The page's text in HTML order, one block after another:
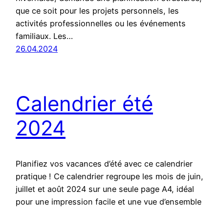
que ce soit pour les projets personnels, les
activités professionnelles ou les événements
familiaux. Les…
26.04.2024
Calendrier été
2024
Planifiez vos vacances d’été avec ce calendrier
pratique ! Ce calendrier regroupe les mois de juin,
juillet et août 2024 sur une seule page A4, idéal
pour une impression facile et une vue d’ensemble